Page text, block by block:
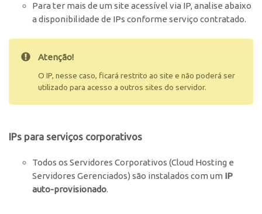
Para ter mais de um site acessível via IP, analise abaixo
a disponibilidade de IPs conforme serviço contratado.
Atenção!
O IP, nesse caso, ficará restrito ao site e não poderá ser
utilizado para acesso a outros sites do servidor.
IPs para serviços corporativos
Todos os Servidores Corporativos (Cloud Hosting e
Servidores Gerenciados) são instalados com um IP
auto-provisionado.